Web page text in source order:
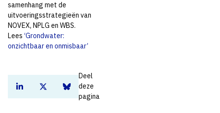
samenhang met de
uitvoeringsstrategieën van
NOVEX, NPLG en WBS.
Lees ‘Grondwater:
onzichtbaar en onmisbaar’
Deel
deze
pagina
Deel dit artikel op Linkedin
Deel dit artikel op Twitter
Deel dit artikel op Bluesky